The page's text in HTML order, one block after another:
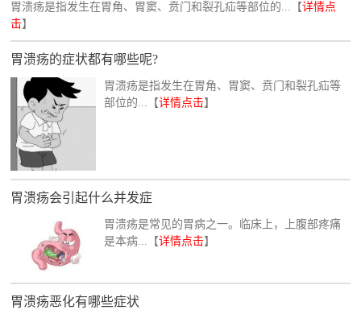
胃溃疡是指发生在胃角、胃窦、贲门和裂孔疝等部位的...【详情点
击】
胃溃疡的症状都有哪些呢?
胃溃疡是指发生在胃角、胃窦、贲门和裂孔疝等
部位的...【详情点击】
胃溃疡会引起什么并发症
胃溃疡是常见的胃病之一。临床上，上腹部疼痛
是本病...【详情点击】
胃溃疡恶化有哪些症状